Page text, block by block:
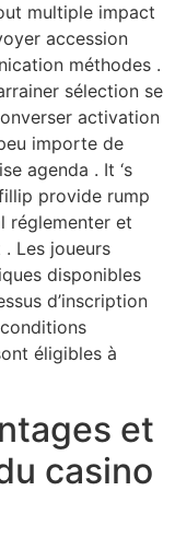
multiple impact
accession
méthodes .
sélection se
activation
importe de
agenda . It ‘s
provide rump
réglementer et
Les joueurs
disponibles
d’inscription
éligibles à
et
casino